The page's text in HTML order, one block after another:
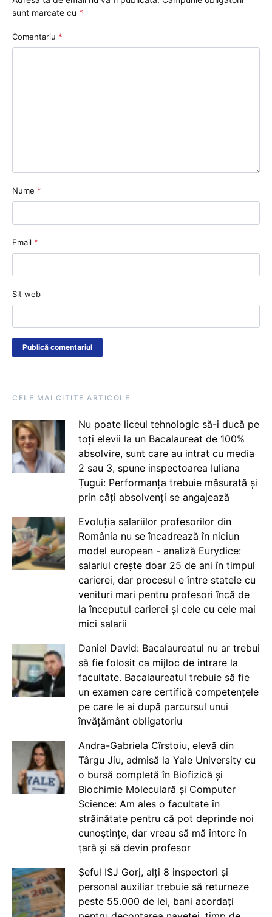
sunt marcate cu *
Comentariu *
Nume *
Email *
Sit web
CELE MAI CITITE ARTICOLE
Nu poate liceul tehnologic să-i ducă pe
toți elevii la un Bacalaureat de 100%
absolvire, sunt care au intrat cu media
2 sau 3, spune inspectoarea Iuliana
Țugui: Performanța trebuie măsurată și
prin câți absolvenți se angajează
Evoluția salariilor profesorilor din
România nu se încadrează în niciun
model european - analiză Eurydice:
salariul crește doar 25 de ani în timpul
carierei, dar procesul e între statele cu
venituri mari pentru profesori încă de
la începutul carierei și cele cu cele mai
mici salarii
Daniel David: Bacalaureatul nu ar trebui
să fie folosit ca mijloc de intrare la
facultate. Bacalaureatul trebuie să fie
un examen care certifică competențele
pe care le ai după parcursul unui
învățământ obligatoriu
Andra-Gabriela Cîrstoiu, elevă din
Târgu Jiu, admisă la Yale University cu
o bursă completă în Biofizică și
Biochimie Moleculară și Computer
Science: Am ales o facultate în
străinătate pentru că pot deprinde noi
cunoștințe, dar vreau să mă întorc în
țară și să devin profesor
Șeful ISJ Gorj, alți 8 inspectori și
personal auxiliar trebuie să returneze
peste 55.000 de lei, bani acordați